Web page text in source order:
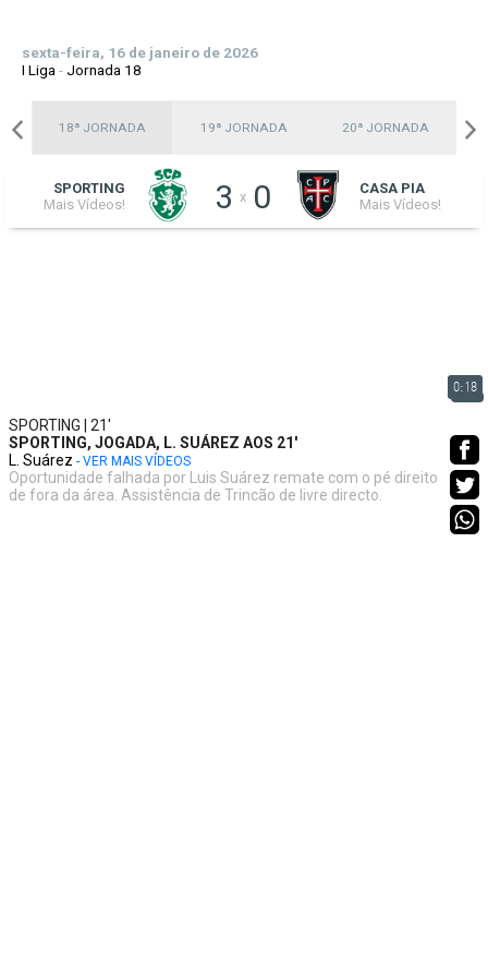
sexta-feira, 16 de janeiro de 2026
I Liga -Jornada 18
18ª JORNADA 19ª JORNADA 20ª JORNADA
SPORTING
Mais Vídeos!
3 x 0
CASA PIA
Mais Vídeos!
0:18
SPORTING | 21'
SPORTING, JOGADA, L. SUÁREZ AOS 21'
L. Suárez - VER MAIS VÍDEOS
Oportunidade falhada por Luis Suárez remate com o pé direito
de fora da área. Assistência de Trincão de livre directo.